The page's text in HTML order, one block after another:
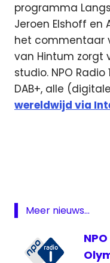
programma
Jeroen Elshoff en
het commentaar
van Hintum zorgt
studio. NPO
DAB+, alle
wereldwijd via
Italië
Radio
Meer nieuws...